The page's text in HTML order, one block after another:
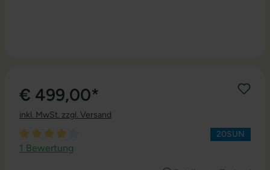
€ 499,00*
inkl. MwSt. zzgl. Versand
Durchschnittliche Bewertung von 4 von 5 Sternen
1 Bewertung
20SUN